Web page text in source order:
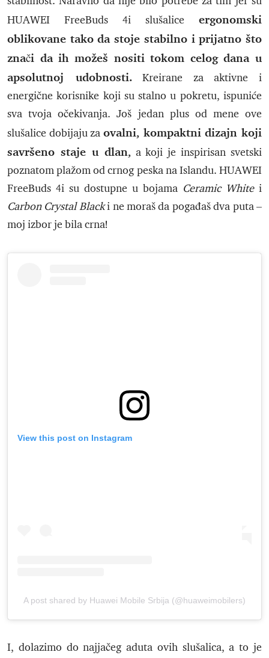
HUAWEI FreeBuds 4i slušalice ergonomski
oblikovane tako da stoje stabilno i prijatno što
znači da ih možeš nositi tokom celog dana u
apsolutnoj udobnosti.Kreirane za aktivne i
energične korisnike koji su stalno u pokretu, ispuniće
sva tvoja očekivanja. Još jedan plus od mene ove
slušalice dobijaju za ovalni, kompaktni dizajn koji
savršeno staje u dlan,a koji je inspirisan svetski
poznatom plažom od crnog peska na Islandu. HUAWEI
FreeBuds 4i su dostupne u bojama Ceramic Whitei
Carbon Crystal Blacki ne moraš da pogađaš dva puta –
moj izbor je bila crna!
View this post on Instagram
A post shared by Huawei Mobile Srbija (@huaweimobilers)
I, dolazimo do najjačeg aduta ovih slušalica, a to je